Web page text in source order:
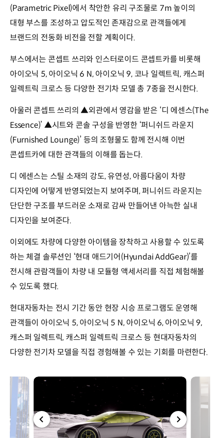
(Parametric Pixel)에서 착안한 유리 구조물로 7m 높이의
대형 부스를 조성하고 압도적인 존재감으로 관객들에게
브랜드의 전동화 비전을 전할 계획이다.
부스에서는 콘셉트 쓰리와 인스터로이드 콘셉트카를 비롯해
아이오닉 5, 아이오닉 6 N, 아이오닉 9, 코나 일렉트릭, 캐스퍼
일렉트릭 크로스 등 다양한 전기차 모델 총 7종을 전시한다.
아울러 콘셉트 쓰리의 ▲외관에서 영감을 받은 ‘디 에센스(The
Essence)’ ▲시트와 콘솔 구성을 반영한 ‘퍼니쉬드 라운지
(Furnished Lounge)’ 등의 조형물도 함께 전시해 이번
콘셉트카에 대한 관객들의 이해를 돕는다.
디 에센스는 스틸 소재의 강도, 유연성, 아름다움이 차량
디자인에 어떻게 반영되었는지 보여주며, 퍼니쉬드 라운지는
단단한 구조를 부드러운 소재로 감싸 만들어낸 아늑한 실내
디자인을 보여준다.
이외에도 차량에 다양한 아이템을 장착하고 사용할 수 있도록
하는 체결 솔루션인 ‘현대 애드기어(Hyundai AddGear)’를
전시해 관람객들이 차량 내 모듈형 액세서리를 직접 체험해볼
수 있도록 했다.
현대자동차는 전시 기간 동안 현장 시승 프로그램도 운영해
관객들이 아이오닉 5, 아이오닉 5 N, 아이오닉 6, 아이오닉 9,
캐스퍼 일렉트릭, 캐스퍼 일렉트릭 크로스 등 현대자동차의
다양한 전기차 모델을 직접 경험해볼 수 있는 기회를 마련한다.